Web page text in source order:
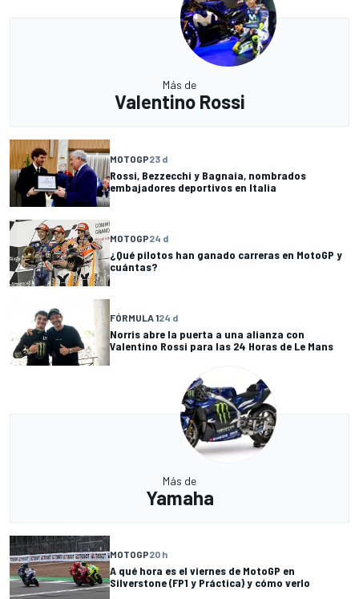
Más de
Valentino Rossi
MOTOGP23 d
Rossi, Bezzecchi y Bagnaia, nombrados
embajadores deportivos en Italia
MOTOGP24 d
¿Qué pilotos han ganado carreras en MotoGP y
cuántas?
FÓRMULA 124 d
Norris abre la puerta a una alianza con
Valentino Rossi para las 24 Horas de Le Mans
Más de
Yamaha
MOTOGP20 h
A qué hora es el viernes de MotoGP en
Silverstone (FP1 y Práctica) y cómo verlo